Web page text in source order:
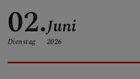
MESSZEITEN
02.
Dienstag
Juni
2026